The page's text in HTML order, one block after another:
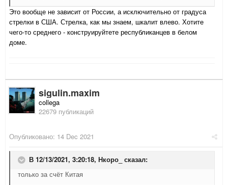
Это вообще не зависит от России, а исключительно от градуса
стрелки в США. Стрелка, как мы знаем, шкалит влево. Хотите
чего-то среднего - конструируйтете республиканцев в белом
доме.
sigulin.maxim
collega
22679 публикаций
Опубликовано: 14 Dec 2021
В 12/13/2021, 3:20:18, Нкоро_ сказал:
только за счёт Китая